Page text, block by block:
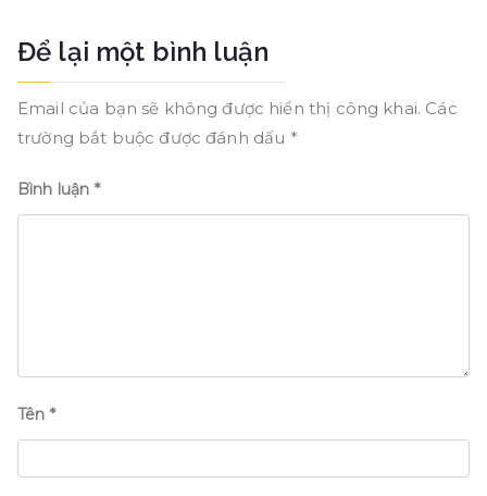
Để lại một bình luận
Email của bạn sẽ không được hiển thị công khai. Các
trường bắt buộc được đánh dấu *
Bình luận *
Tên *